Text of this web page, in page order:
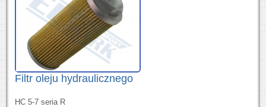
Filtr oleju hydraulicznego
HC 5-7 seria R